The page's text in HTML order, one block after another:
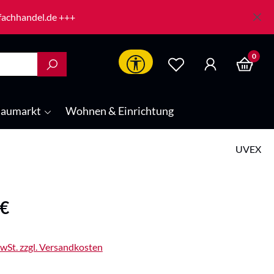
+++
Werkzeugleiste anzeigen
0
Wohnen & Einrichtung
UVEX
zzgl. Versandkosten